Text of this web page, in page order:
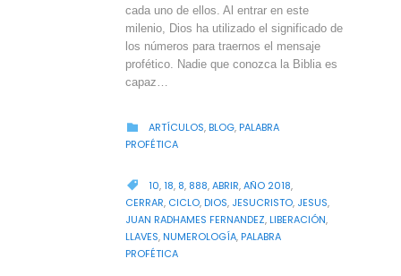
cada uno de ellos. Al entrar en este
milenio, Dios ha utilizado el significado de
los números para traernos el mensaje
profético. Nadie que conozca la Biblia es
capaz…
 CATEGORY
ARTÍCULOS, BLOG, PALABRA
PROFÉTICA
 CATEGORY
10,18, 8, 888,ABRIR,AÑO 2018,
CERRAR, CICLO, DIOS, JESUCRISTO, JESUS,
JUAN RADHAMES FERNANDEZ, LIBERACIÓN,
LLAVES, NUMEROLOGÍA, PALABRA
PROFÉTICA